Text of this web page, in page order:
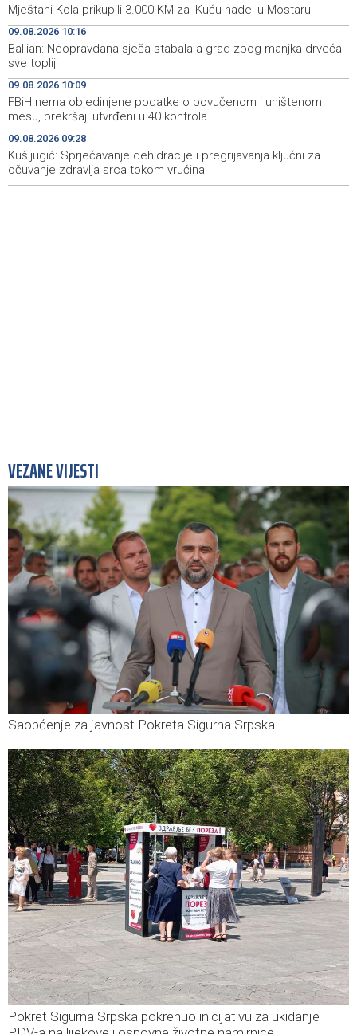
14:39
Svečano otvoren 26. Cazin Grand Prix, staza 'Krajiška
zmija' ponovo okupila ljubitelje motosporta
13:20
Mostar Jazz Fest 2026. od 23. do 25. kolovoza donosi
tri večeri vrhunske glazbe
12:21 Izraelske snage izvode nova rušenja u južnom Libanu
11:51
Mještani Kola prikupili 3.000 KM za 'Kuću nade' u
Mostaru
Mještani Kola prikupili 3.000 KM za 'Kuću nade' u Mostaru
09.08.2026 10:16
Ballian: Neopravdana sječa stabala a grad zbog manjka drveća
sve topliji
09.08.2026 10:09
FBiH nema objedinjene podatke o povučenom i uništenom
mesu, prekršaji utvrđeni u 40 kontrola
09.08.2026 09:28
Kušljugić: Sprječavanje dehidracije i pregrijavanja ključni za
očuvanje zdravlja srca tokom vrućina
VEZANE VIJESTI
Saopćenje za javnost Pokreta Sigurna Srpska
Pokret Sigurna Srpska pokrenuo inicijativu za ukidanje